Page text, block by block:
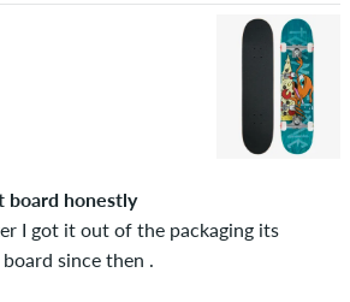
board honestly
I got it out of the packaging its
since then .